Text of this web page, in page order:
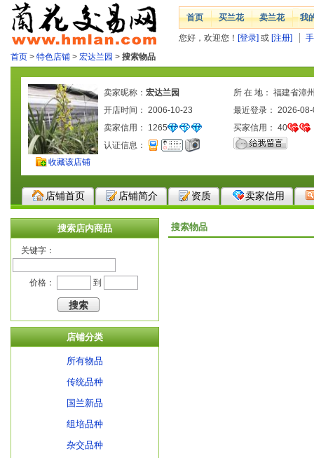
首页 买兰花 卖兰花 我
您好，欢迎您！ [登录] 或 [注册]
首页 > 特色店铺 > 宏达兰园 > 搜索物品
收藏该店铺
卖家昵称： 宏达兰园
所 在 地： 福建省漳
开店时间： 2006-10-23
最近登录： 2026-
卖家信用： 1265 买家信用： 40
认证信息：
店铺首页 店铺简介 资质 卖家信用
搜索店内商品
关键字：
价格： 到
店铺分类
所有物品
传统品种
国兰新品
组培品种
杂交品种
搜索物品